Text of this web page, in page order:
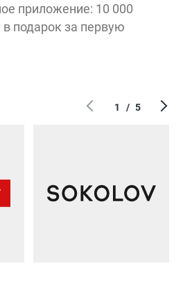
приложение: 10 000
в подарок за первую
1 / 5